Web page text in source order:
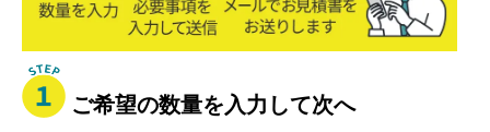
積
ご希望の数量を入力して次へ